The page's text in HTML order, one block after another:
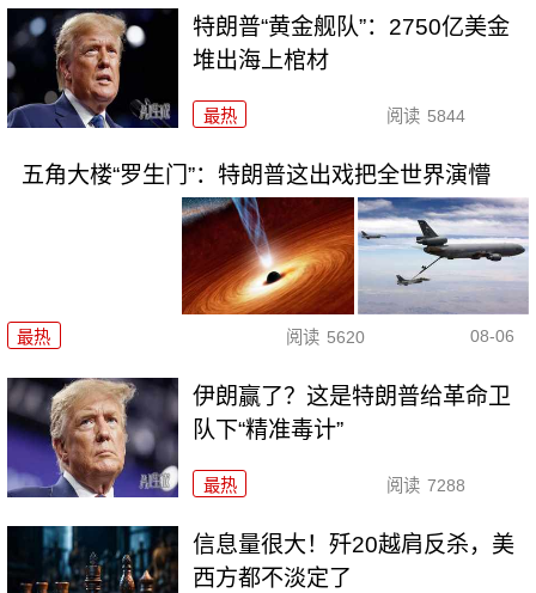
特朗普“黄金舰队”：2750亿美金
堆出海上棺材
最热 阅读 5844
五角大楼“罗生门”：特朗普这出戏把全世界演懵
最热 阅读 5620 08-06
伊朗赢了？这是特朗普给革命卫
队下“精准毒计”
最热 阅读 7288
信息量很大！歼20越肩反杀，美
西方都不淡定了